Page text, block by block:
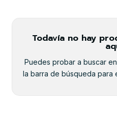
Todavía no hay
Puedes probar a buscar
la barra de búsqueda para